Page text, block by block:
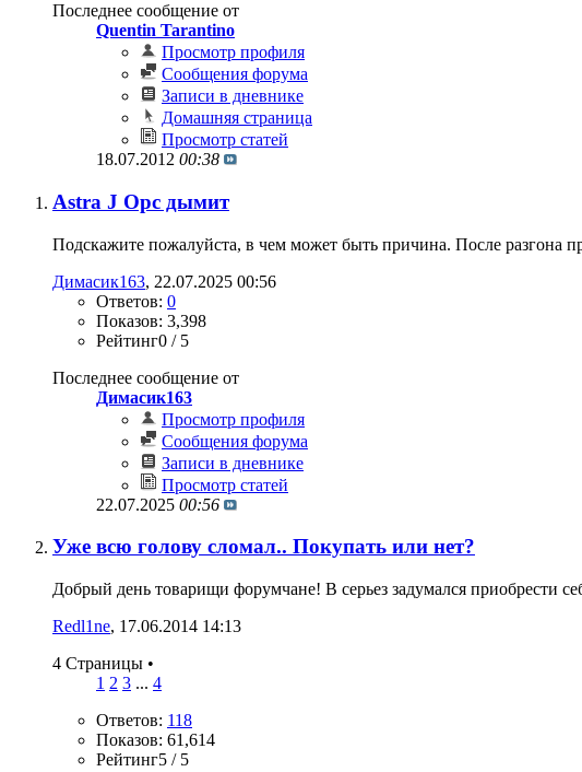
Последнее сообщение от
Quentin Tarantino
Просмотр профиля
Сообщения форума
Записи в дневнике
Домашняя страница
Просмотр статей
18.07.2012 00:38
Astra J Opc дымит
Подскажите пожалуйста, в чем может быть причина. После разгона
Димасик163‎, 22.07.2025 00:56
Ответов: 0
Показов: 3,398
Рейтинг0 / 5
Последнее сообщение от
Димасик163
Просмотр профиля
Сообщения форума
Записи в дневнике
Просмотр статей
22.07.2025 00:56
Уже всю голову сломал.. Покупать или нет?
Добрый день товарищи форумчане! В серьез задумался приобрести
Redl1ne‎, 17.06.2014 14:13
4 Страницы •
1 2 3 ... 4
Ответов: 118
Показов: 61,614
Рейтинг5 / 5